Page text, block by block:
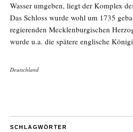
Wasser umgeben, liegt der Komplex
Das Schloss wurde wohl um 1735
regierenden Mecklenburgischen
wurde u.a. die spätere englische
Deutschland
SCHLAGWÖRTER